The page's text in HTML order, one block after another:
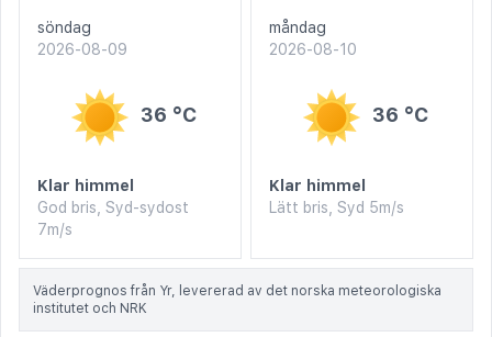
söndag
2026-08-09
36 °C
Klar himmel
God bris, Syd-sydost
7m/s
måndag
2026-08-10
36 °C
Klar himmel
Lätt bris, Syd 5m/s
Väderprognos från Yr, levererad av det norska meteorologiska
institutet och NRK